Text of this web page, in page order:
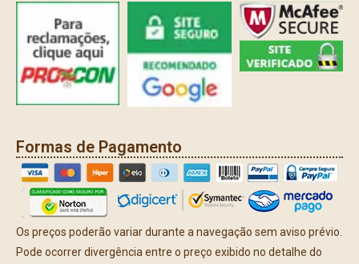
Formas de Pagamento
Os preços poderão variar durante a navegação sem aviso prévio.
Pode ocorrer divergência entre o preço exibido no detalhe do